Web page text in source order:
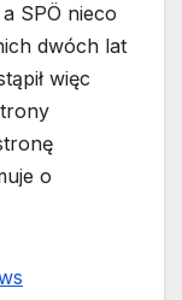
SPÖ nieco
dwóch lat
więc
o